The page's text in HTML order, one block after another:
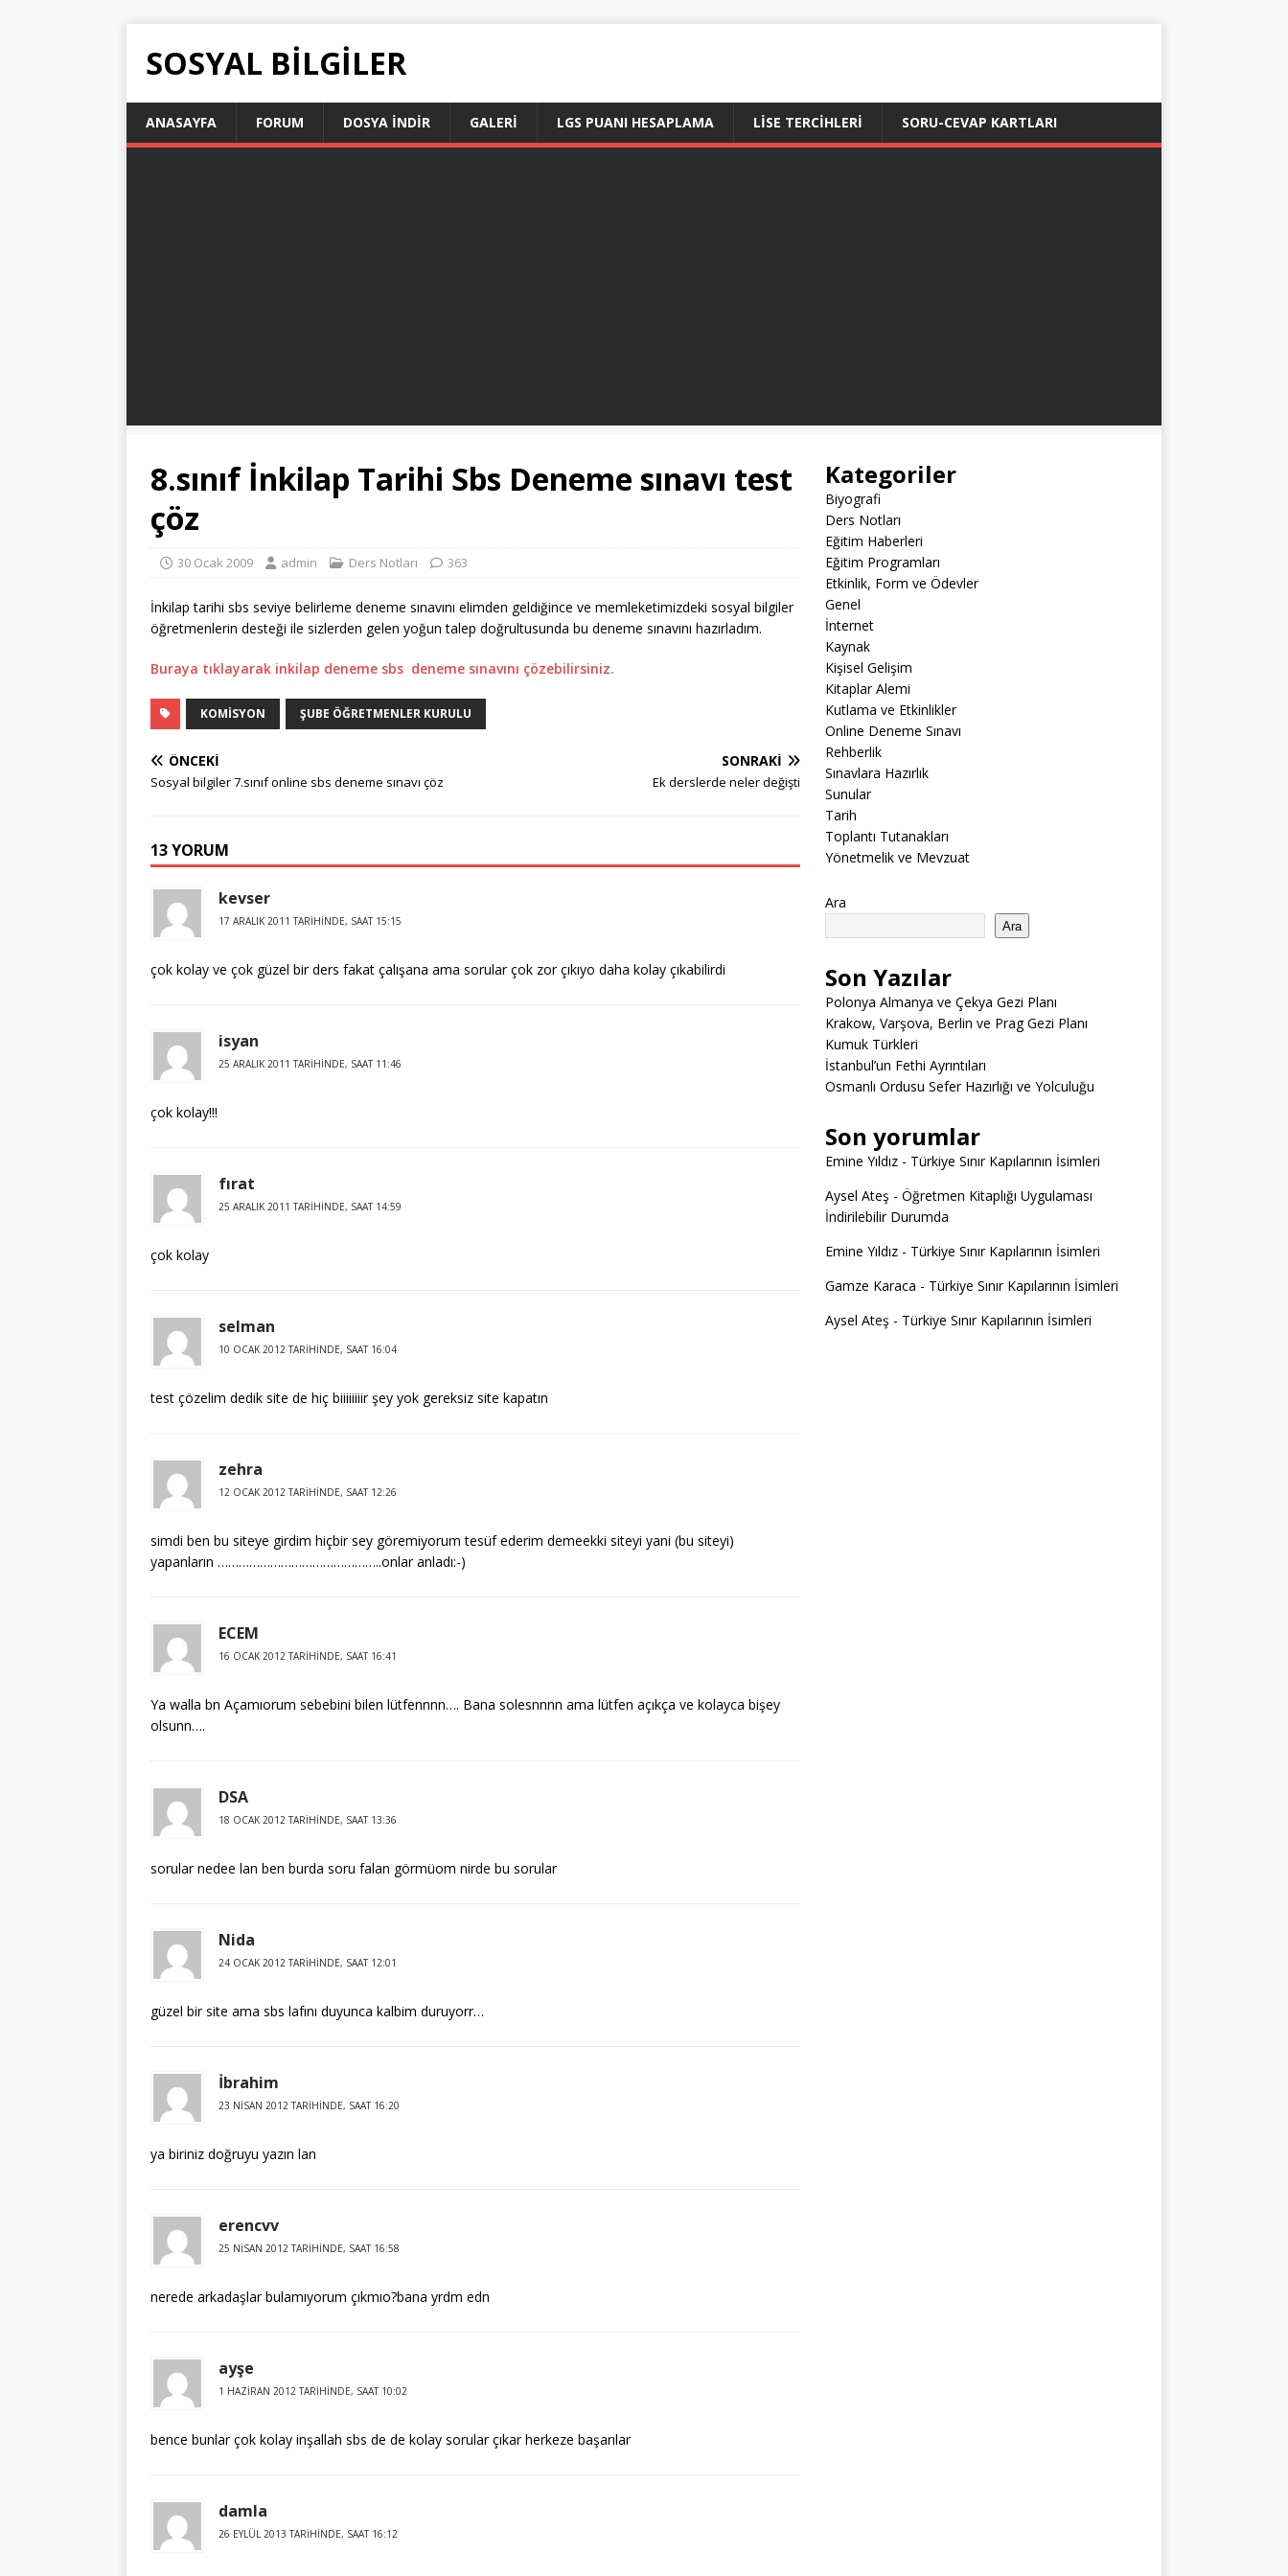
SOSYAL BILGILER
ANASAYFA FORUM DOSYA İNDIR GALERI LGS PUANI HESAPLAMA LİSE TERCİHLERİ SORU-CEVAP KARTLARI
8.sınıf İnkilap Tarihi Sbs Deneme sınavı test
çöz
30 Ocak 2009 admin Ders Notları 363
İnkilap tarihi sbs seviye belirleme deneme sınavını elimden geldiğince ve memleketimizdeki sosyal bilgiler
öğretmenlerin desteği ile sizlerden gelen yoğun talep doğrultusunda bu deneme sınavını hazırladım.
Buraya tıklayarak inkilap deneme sbs deneme sınavını çözebilirsiniz.
KOMISYON ŞUBE ÖĞRETMENLER KURULU
ÖNCEKI
Sosyal bilgiler 7.sınıf online sbs deneme sınavı çöz
SONRAKI
Ek derslerde neler değişti
13 YORUM
kevser
17 ARALIK 2011 TARIHINDE, SAAT 15:15
çok kolay ve çok güzel bir ders fakat çalışana ama sorular çok zor çıkıyo daha kolay çıkabilirdi
isyan
25 ARALIK 2011 TARIHINDE, SAAT 11:46
çok kolay!!!
fırat
25 ARALIK 2011 TARIHINDE, SAAT 14:59
çok kolay
selman
10 OCAK 2012 TARIHINDE, SAAT 16:04
test çözelim dedik site de hiç biiiiiiiir şey yok gereksiz site kapatın
zehra
12 OCAK 2012 TARIHINDE, SAAT 12:26
simdi ben bu siteye girdim hiçbir sey göremiyorum tesüf ederim demeekki siteyi yani (bu siteyi)
yapanların ………………………………………..onlar anladı:-)
ECEM
16 OCAK 2012 TARIHINDE, SAAT 16:41
Ya walla bn Açamıorum sebebini bilen lütfennnn…. Bana solesnnnn ama lütfen açıkça ve kolayca bişey
olsunn….
DSA
18 OCAK 2012 TARIHINDE, SAAT 13:36
sorular nedee lan ben burda soru falan görmüom nirde bu sorular
Nida
24 OCAK 2012 TARIHINDE, SAAT 12:01
güzel bir site ama sbs lafını duyunca kalbim duruyorr…
İbrahim
23 NISAN 2012 TARIHINDE, SAAT 16:20
ya biriniz doğruyu yazın lan
erencvv
25 NISAN 2012 TARIHINDE, SAAT 16:58
nerede arkadaşlar bulamıyorum çıkmıo?bana yrdm edn
ayşe
1 HAZIRAN 2012 TARIHINDE, SAAT 10:02
bence bunlar çok kolay inşallah sbs de de kolay sorular çıkar herkeze başarılar
damla
26 EYLÜL 2013 TARIHINDE, SAAT 16:12
Kategoriler
Biyografi
Ders Notları
Eğitim Haberleri
Eğitim Programları
Etkinlik, Form ve Ödevler
Genel
İnternet
Kaynak
Kişisel Gelişim
Kitaplar Alemi
Kutlama ve Etkinlikler
Online Deneme Sınavı
Rehberlik
Sınavlara Hazırlık
Sunular
Tarih
Toplantı Tutanakları
Yönetmelik ve Mevzuat
Ara
Ara
Son Yazılar
Polonya Almanya ve Çekya Gezi Planı
Krakow, Varşova, Berlin ve Prag Gezi Planı
Kumuk Türkleri
İstanbul’un Fethi Ayrıntıları
Osmanlı Ordusu Sefer Hazırlığı ve Yolculuğu
Son yorumlar
Emine Yıldız- Türkiye Sınır Kapılarının İsimleri
Aysel Ateş - Öğretmen Kitaplığı Uygulaması
İndirilebilir Durumda
Emine Yıldız- Türkiye Sınır Kapılarının İsimleri
Gamze Karaca - Türkiye Sınır Kapılarının İsimleri
Aysel Ateş - Türkiye Sınır Kapılarının İsimleri